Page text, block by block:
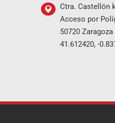
Ctra. Castellón
Acceso por
50720
41.612420, -